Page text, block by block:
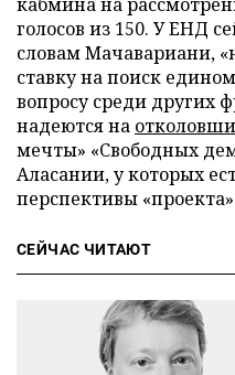
голосов из 150. У ЕНД
словам Мачавариани,
ставку на поиск
вопросу среди других
надеются на
мечты» «Свободных
Аласании, у которых
перспективы
СЕЙЧАС ЧИТАЮТ